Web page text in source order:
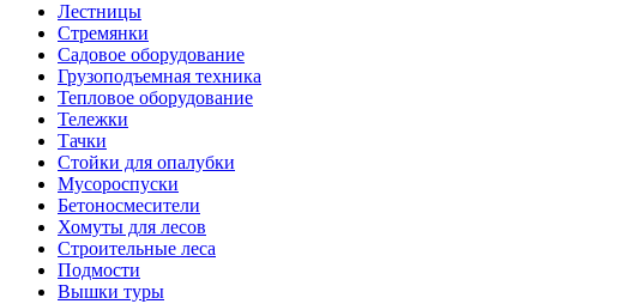
Лестницы
Стремянки
Садовое оборудование
Грузоподъемная техника
Тепловое оборудование
Тележки
Тачки
Стойки для опалубки
Мусороспуски
Бетоносмесители
Хомуты для лесов
Строительные леса
Подмости
Вышки туры